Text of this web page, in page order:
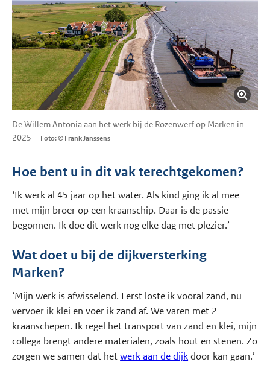
De Willem Antonia aan het werk bij de Rozenwerf op Marken in
2025
Foto: © Frank Janssens
Hoe bent u in dit vak terechtgekomen?
‘Ik werk al 45 jaar op het water. Als kind ging ik al mee
met mijn broer op een kraanschip. Daar is de passie
begonnen. Ik doe dit werk nog elke dag met plezier.’
Wat doet u bij de dijkversterking
Marken?
‘Mijn werk is afwisselend. Eerst loste ik vooral zand, nu
vervoer ik klei en voer ik zand af. We varen met 2
kraanschepen. Ik regel het transport van zand en klei, mijn
collega brengt andere materialen, zoals hout en stenen. Zo
zorgen we samen dat hetwerk aan de dijkdoor kan gaan.’